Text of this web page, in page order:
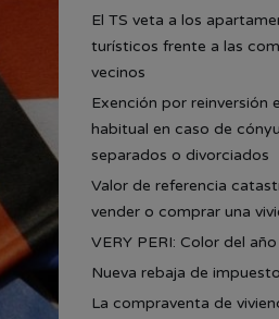
El TS veta a los
turísticos frente a las
vecinos
Exención por reinversión
habitual en caso de
separados o divorciados
Valor de referencia
vender o comprar una
VERY PERI: Color del
Nueva rebaja de
La compraventa de